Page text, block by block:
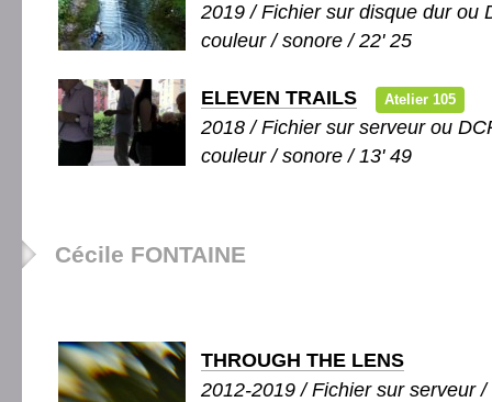
2019 / Fichier sur disque dur ou
couleur / sonore / 22' 25
ELEVEN TRAILS Atelier 105
2018 / Fichier sur serveur ou
couleur / sonore / 13' 49
Cécile FONTAINE
THROUGH THE LENS
2012-2019 / Fichier sur serveur